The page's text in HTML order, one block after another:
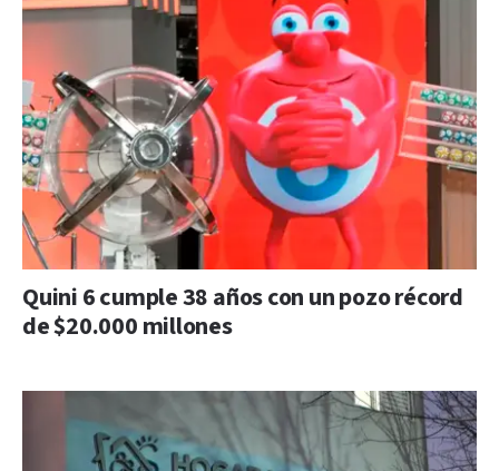
Quini 6 cumple 38 años con un pozo récord
de $20.000 millones